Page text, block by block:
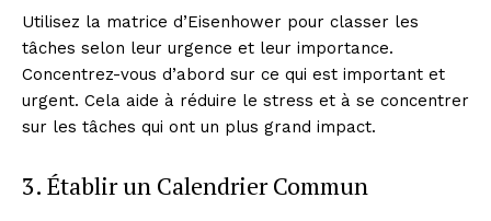
News Week
Utilisez la matrice d’Eisenhower pour classer les
tâches selon leur urgence et leur importance.
Concentrez-vous d’abord sur ce qui est important et
urgent. Cela aide à réduire le stress et à se concentrer
sur les tâches qui ont un plus grand impact.
3. Établir un Calendrier Commun